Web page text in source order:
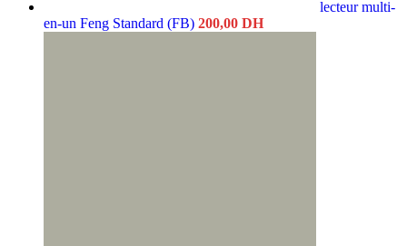
lecteur multi-
en-un Feng Standard (FB) 200,00 DH